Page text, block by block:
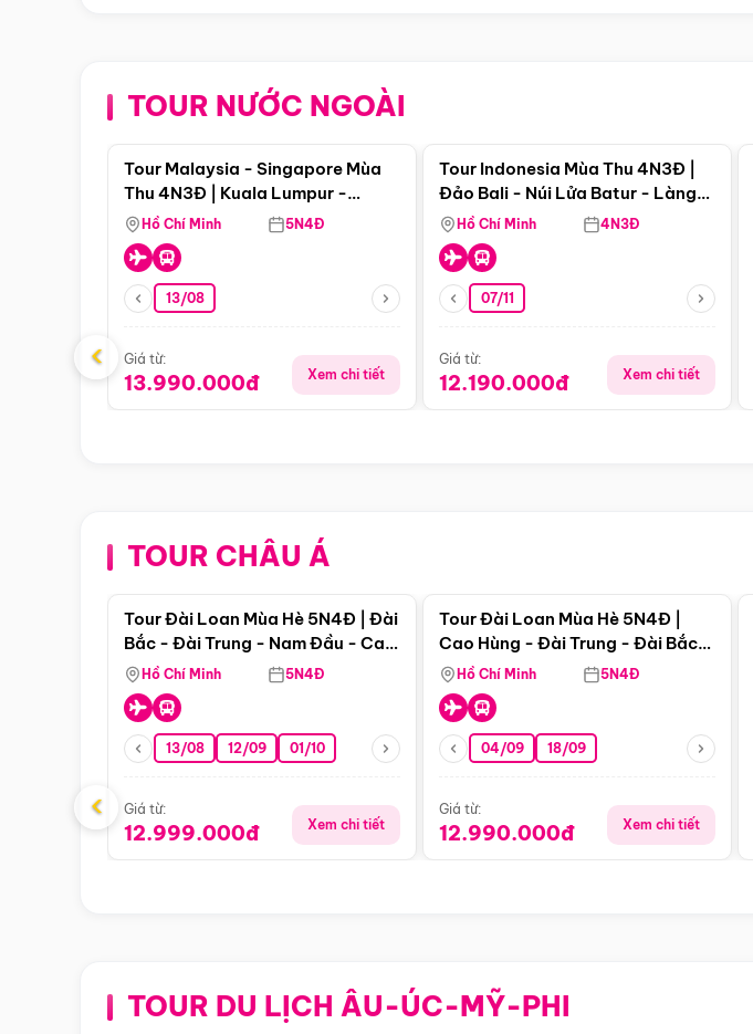
TOUR NƯỚC NGOÀI
Điểm nổi bật
Tour Malaysia - Singapore Mùa
Thu 4N3Đ | Kuala Lumpur -
Malacca - Johor Baru -
Singapore
Hồ Chí Minh 5N4Đ
13/08
Giá từ:
13.990.000đ Xem chi tiết
Tour Indonesia Mùa Thu 4N3Đ |
Đảo Bali - Núi Lửa Batur - Làng
Penglipuran
Hồ Chí Minh 4N3Đ
07/11
Giá từ:
12.190.000đ Xem chi tiết
‹
TOUR CHÂU ÁĐiểm nổi bật
Tour Đài Loan Mùa Hè 5N4Đ | Đài
Bắc - Đài Trung - Nam Đầu - Cao
Hùng ( Bay Vn)
Hồ Chí Minh 5N4Đ
13/08 12/09 01/10
Giá từ:
12.999.000đ Xem chi tiết
Tour Đài Loan Mùa Hè 5N4Đ |
Cao Hùng - Đài Trung - Đài Bắc
(Bay Vj)
Hồ Chí Minh 5N4Đ
04/09 18/09
Giá từ:
12.990.000đ Xem chi tiết
‹
TOUR DU LỊCH ÂU-ÚC-MỸ-PHI
Điểm nổi bật